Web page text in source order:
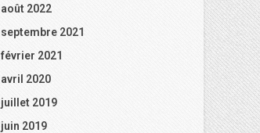
août 2022
septembre 2021
février 2021
avril 2020
juillet 2019
juin 2019